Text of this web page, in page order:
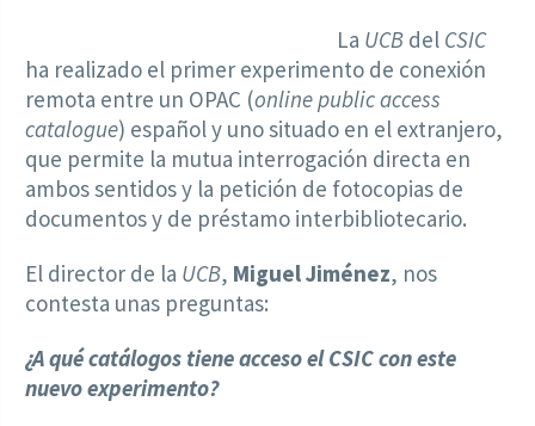
La UCB del CSIC
ha realizado el primer experimento de conexión
remota entre un OPAC (online public access
catalogue) español y uno situado en el extranjero,
que permite la mutua interrogación directa en
ambos sentidos y la petición de fotocopias de
documentos y de préstamo interbibliotecario.
El director de la UCB, Miguel Jiménez, nos
contesta unas preguntas:
¿A qué catálogos tiene acceso el CSIC con este
nuevo experimento?